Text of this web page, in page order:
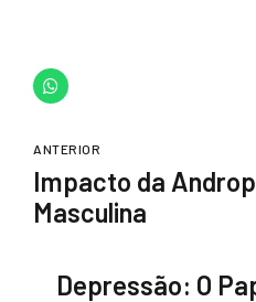
ANTERIOR
Impacto da
Masculina
Depressão: O